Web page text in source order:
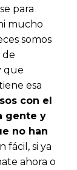
para
mucho
somos
de
que
esa
con el
gente y
no han
fácil, si ya
ahora o